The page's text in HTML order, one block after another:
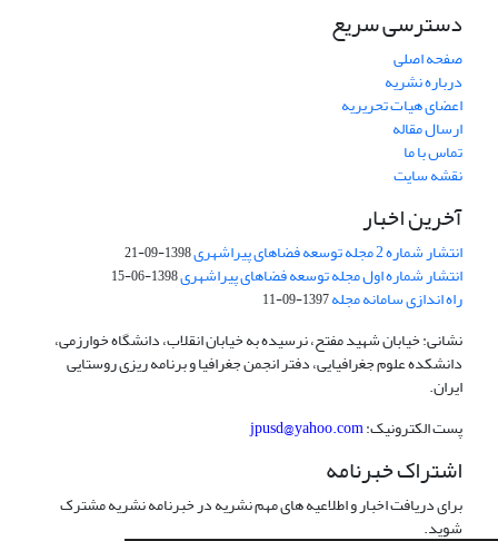
دسترسی سریع
صفحه اصلی
درباره نشریه
اعضای هیات تحریریه
ارسال مقاله
تماس با ما
نقشه سایت
آخرین اخبار
انتشار شماره 2 مجله توسعه فضاهای پیراشهری 1398-09-21
انتشار شماره اول مجله توسعه فضاهای پیراشهری1398-06-15
راه اندازی سامانه مجله1397-09-11
نشانی: خیابان شهید مفتح، نرسیده به خیابان انقلاب، دانشگاه خوارزمی،
دانشکده علوم جغرافیایی، دفتر انجمن جغرافیا و برنامه ریزی روستایی
ایران.
پست الکترونیک:jpusd@yahoo.com
اشتراک خبرنامه
برای دریافت اخبار و اطلاعیه های مهم نشریه در خبرنامه نشریه مشترک
شوید.